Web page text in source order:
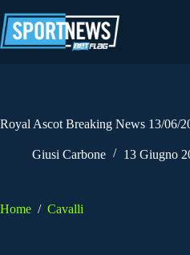
al
contenuto
Royal Ascot Breaking News 13/06/
Giusi Carbone 13 Giugno
Home / Cavalli